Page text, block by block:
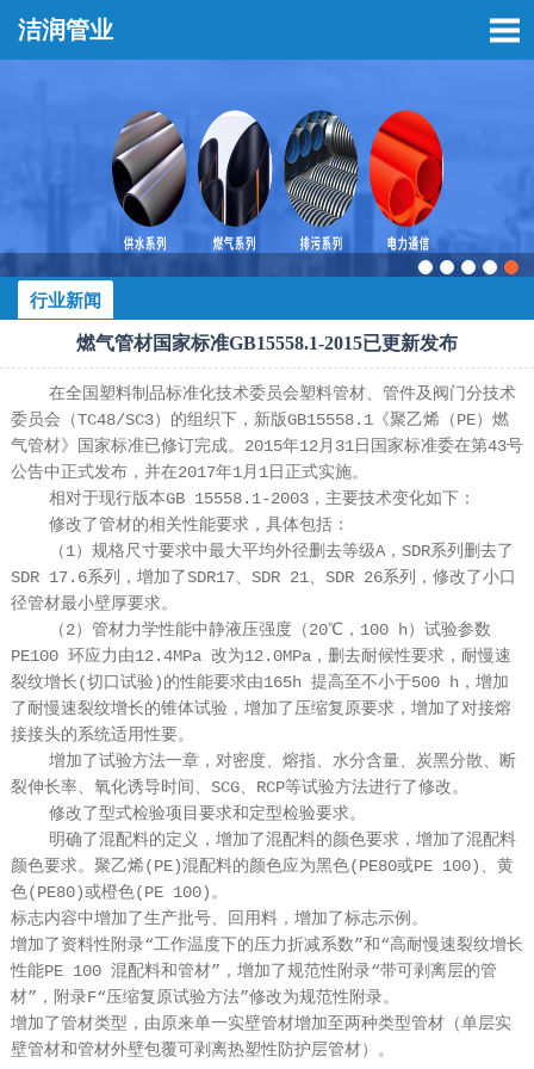
洁润管业
行业新闻
燃气管材国家标准GB15558.1-2015已更新发布
在全国塑料制品标准化技术委员会塑料管材、管件及阀门分技术
委员会（TC48/SC3）的组织下，新版GB15558.1《聚乙烯（PE）燃
气管材》国家标准已修订完成。2015年12月31日国家标准委在第43号
公告中正式发布，并在2017年1月1日正式实施。
相对于现行版本GB 15558.1-2003，主要技术变化如下：
修改了管材的相关性能要求，具体包括：
（1）规格尺寸要求中最大平均外径删去等级A，SDR系列删去了
SDR 17.6系列，增加了SDR17、SDR 21、SDR 26系列，修改了小口
径管材最小壁厚要求。
（2）管材力学性能中静液压强度（20℃，100 h）试验参数
PE100 环应力由12.4MPa 改为12.0MPa，删去耐候性要求，耐慢速
裂纹增长(切口试验)的性能要求由165h 提高至不小于500 h，增加
了耐慢速裂纹增长的锥体试验，增加了压缩复原要求，增加了对接熔
接接头的系统适用性要。
增加了试验方法一章，对密度、熔指、水分含量、炭黑分散、断
裂伸长率、氧化诱导时间、SCG、RCP等试验方法进行了修改。
修改了型式检验项目要求和定型检验要求。
明确了混配料的定义，增加了混配料的颜色要求，增加了混配料
颜色要求。聚乙烯(PE)混配料的颜色应为黑色(PE80或PE 100)、黄
色(PE80)或橙色(PE 100)。
标志内容中增加了生产批号、回用料，增加了标志示例。
增加了资料性附录“工作温度下的压力折减系数”和“高耐慢速裂纹增长
性能PE 100 混配料和管材”，增加了规范性附录“带可剥离层的管
材”，附录F“压缩复原试验方法”修改为规范性附录。
增加了管材类型，由原来单一实壁管材增加至两种类型管材（单层实
壁管材和管材外壁包覆可剥离热塑性防护层管材）。